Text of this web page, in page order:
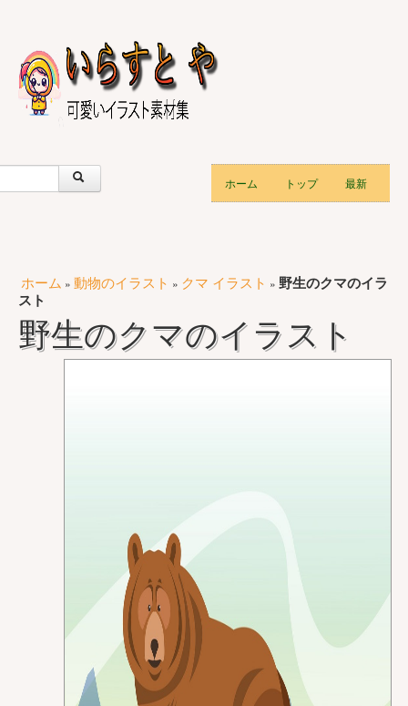
ホーム トップ 最新
ホーム » 動物のイラスト » クマ イラスト » 野生のクマのイラ
スト
野生のクマのイラスト